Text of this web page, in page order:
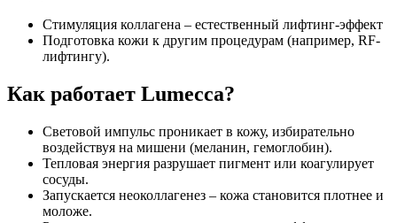
Стимуляция коллагена – естественный лифтинг-эффект
Подготовка кожи к другим процедурам (например, RF-
лифтингу).
Как работает Lumecca?
Световой импульс проникает в кожу, избирательно
воздействуя на мишени (меланин, гемоглобин).
Тепловая энергия разрушает пигмент или коагулирует
сосуды.
Запускается неоколлагенез – кожа становится плотнее и
моложе.